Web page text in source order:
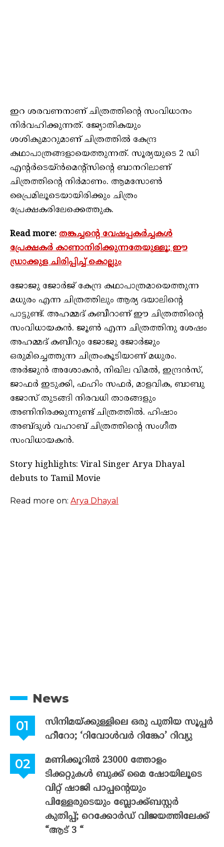
ഇറ ശരവണനാണ് ചിത്രത്തിന്റെ സംവിധാനം
നിര്‍വഹിക്കുന്നത്. ജ്യോതികയും
ശശികുമാറുമാണ് ചിത്രത്തില്‍ കേന്ദ്ര
കഥാപാത്രങ്ങളായെത്തുന്നത്. സൂര്യയുടെ 2 ഡി
എന്റര്‍ടെയ്ന്‍മെന്റ്‌സിന്റെ ബാനറിലാണ്
ചിത്രത്തിന്റെ നിര്‍മാണം. ആമസോണ്‍
പ്രൈമിലൂടെയായിരിക്കും ചിത്രം
പ്രേക്ഷകരിലേക്കെത്തുക.
Read more: തങ്കച്ചന്റെ വേഷപ്പകര്‍ച്ചകള്‍
പ്രേക്ഷകര്‍ കാണാനിരിക്കുന്നതേയുള്ളൂ; ഈ
ഡ്രാക്കുള ചിരിപ്പിച്ച് കൊല്ലും
ജോജു ജോര്‍ജ് കേന്ദ്ര കഥാപാത്രമായെത്തുന്ന
മധുരം എന്ന ചിത്രത്തിലും ആര്യ ദയാലിന്റെ
പാട്ടുണ്ട്. അഹമ്മദ് കബീറാണ് ഈ ചിത്രത്തിന്റെ
സംവിധായകന്‍. ജൂണ്‍ എന്ന ചിത്രത്തിനു ശേഷം
അഹമ്മദ് കബീറും ജോജു ജോര്‍ജും
ഒരുമിച്ചെത്തുന്ന ചിത്രംകൂടിയാണ് മധുരം.
അര്‍ജുന്‍ അശോകന്‍, നിഖില വിമല്‍, ഇന്ദ്രന്‍സ്,
ജാഫര്‍ ഇടുക്കി, ഫഹിം സഫര്‍, മാളവിക, ബാബു
ജോസ് തുടങ്ങി നിരവധി താരങ്ങളും
അണിനിരക്കുന്നുണ്ട് ചിത്രത്തില്‍. ഹിഷാം
അബ്ദുള്‍ വഹാബ് ചിത്രത്തിന്റെ സംഗീത
സംവിധായകന്‍.
Story highlights: Viral Singer Arya Dhayal
debuts to Tamil Movie
Read more on: Arya Dhayal
News
സിനിമയ്ക്കുള്ളിലെ ഒരു പുതിയ സൂപ്പർ
ഹീറോ; ‘റിവോൾവർ റിങ്കോ’ റിവ്യു
മണിക്കൂറിൽ 23000 ത്തോളം
ടിക്കറ്റുകൾ ബുക്ക് മൈ ഷോയിലൂടെ
വിറ്റ് ഷാജി പാപ്പന്റെയും
പിള്ളേരുടെയും ബ്ലോക്ക്ബസ്റ്റർ
കുതിപ്പ്; റെക്കോർഡ് വിജയത്തിലേക്ക്
“ആട് 3 “